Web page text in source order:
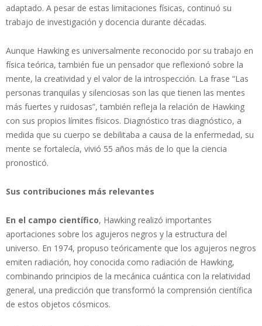
adaptado. A pesar de estas limitaciones físicas, continuó su
trabajo de investigación y docencia durante décadas.
Aunque Hawking es universalmente reconocido por su trabajo en
física teórica, también fue un pensador que reflexionó sobre la
mente, la creatividad y el valor de la introspección. La frase “Las
personas tranquilas y silenciosas son las que tienen las mentes
más fuertes y ruidosas”, también refleja la relación de Hawking
con sus propios límites físicos. Diagnóstico tras diagnóstico, a
medida que su cuerpo se debilitaba a causa de la enfermedad, su
mente se fortalecía, vivió 55 años más de lo que la ciencia
pronosticó.
Sus contribuciones más relevantes
En el campo científico, Hawking realizó importantes
aportaciones sobre los agujeros negros y la estructura del
universo. En 1974, propuso teóricamente que los agujeros negros
emiten radiación, hoy conocida como radiación de Hawking,
combinando principios de la mecánica cuántica con la relatividad
general, una predicción que transformó la comprensión científica
de estos objetos cósmicos.